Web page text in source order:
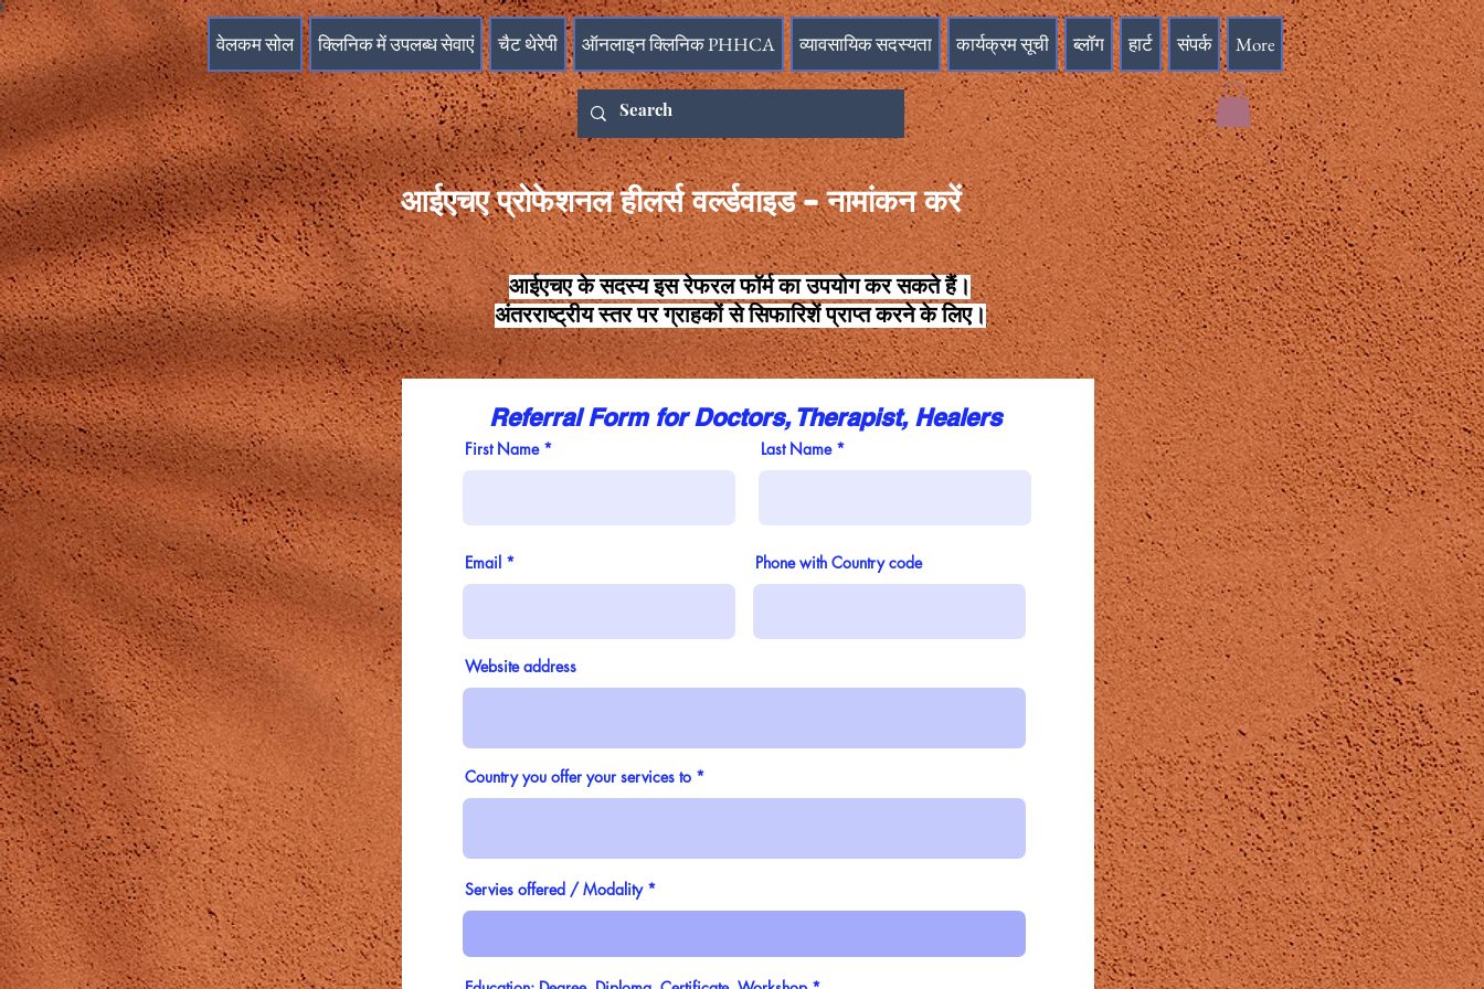
वेलकम सोल क्लिनिक में उपलब्ध सेवाएं चैट थेरेपी ऑनलाइन क्लिनिक PHHCA व्यावसायिक सदस्यता कार्यक्रम सूची ब्लॉग हार्ट संपर्क More
आईएचए प्रोफेशनल हीलर्स वर्ल्डवाइड - नामांकन करें
आईएचए के सदस्य इस रेफरल फॉर्म का उपयोग कर सकते हैं।
अंतरराष्ट्रीय स्तर पर ग्राहकों से सिफारिशें प्राप्त करने के लिए।
Referral Form for Doctors, Therapist, Healers
First Name Last Name
Email Phone with Country code
Website address
Country you offer your services to
Servies offered / Modality